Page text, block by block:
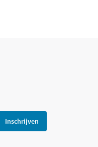
Inschrijven